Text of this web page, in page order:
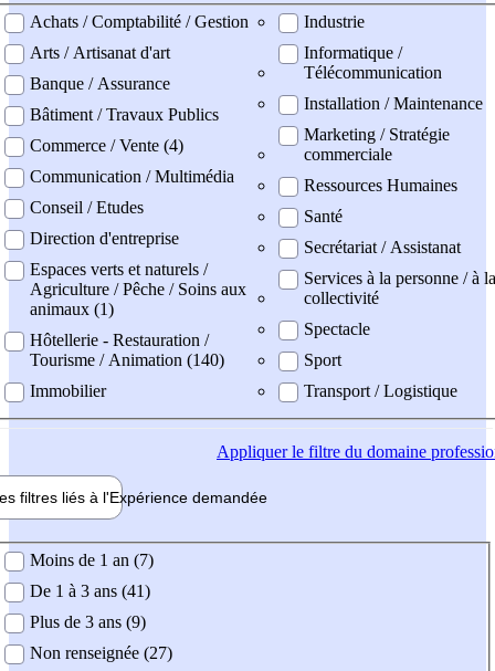
professionel
Achats / Comptabilité / Gestion
Arts / Artisanat d'art
Banque / Assurance
Bâtiment / Travaux Publics
Commerce / Vente (4)
Communication / Multimédia
Conseil / Etudes
Direction d'entreprise
Espaces verts et naturels /
Agriculture / Pêche / Soins aux
animaux (1)
Hôtellerie - Restauration /
Tourisme / Animation (140)
Immobilier
Industrie
Informatique /
Télécommunication
Installation / Maintenance
Marketing / Stratégie
commerciale
Ressources Humaines
Santé
Secrétariat / Assistanat
Services à la personne / à la
collectivité
Spectacle
Sport
Transport / Logistique
Appliquerle filtre du domaine
filtres liés à l'Expérience demandée
demandée
Moins de 1 an (7)
De 1 à 3 ans (41)
Plus de 3 ans (9)
Non renseignée (27)